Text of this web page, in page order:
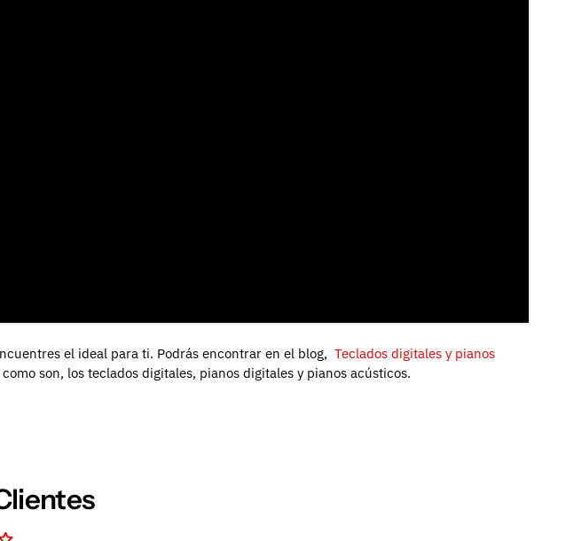
el ideal para ti. Podrás encontrar en el blog, Teclados digitales y pianos
son, los teclados digitales, pianos digitales y pianos acústicos.